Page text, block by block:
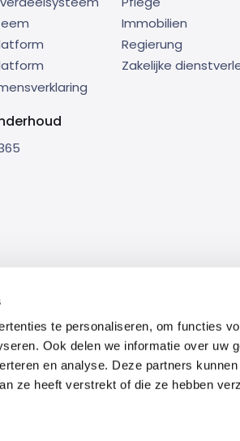
te personaliseren, om functies
Ook delen we informatie over uw
en analyse. Deze partners
ze heeft verstrekt of die ze hebben
Immobilien
Regierung
Zakelijke
Vereinbarung zur